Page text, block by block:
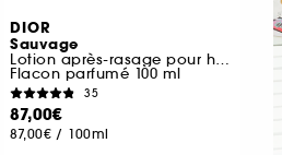
DIOR
Sauvage
Lotion après-rasage pour homme
Flacon parfumé 100 ml
35
87,00€
87,00€ / 100ml